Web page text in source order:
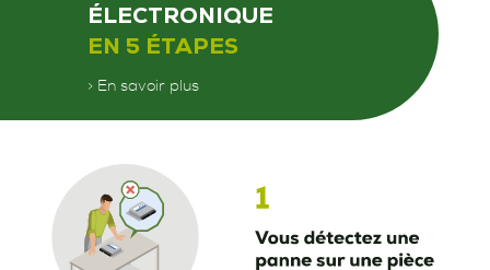
ÉLECTRONIQUE
EN 5 ÉTAPES
> En savoir plus